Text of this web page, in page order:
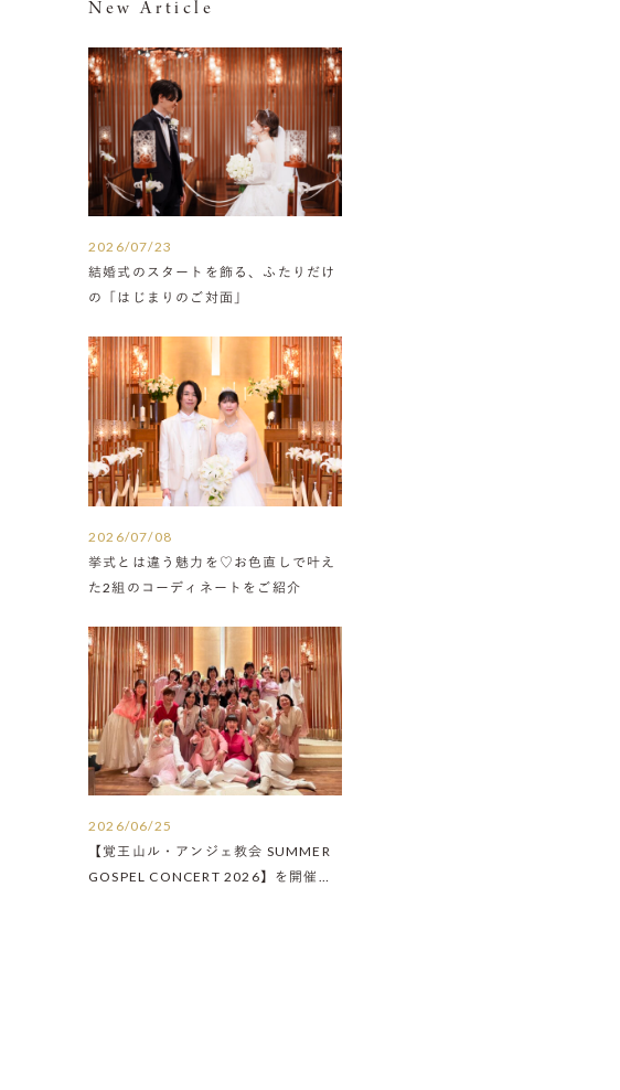
New Article
2026/07/23
結婚式のスタートを飾る、ふたりだけ
の「はじまりのご対面」
2026/07/08
挙式とは違う魅力を♡お色直しで叶え
た2組のコーディネートをご紹介
2026/06/25
【覚王山ル・アンジェ教会 SUMMER
GOSPEL CONCERT 2026】を開催い